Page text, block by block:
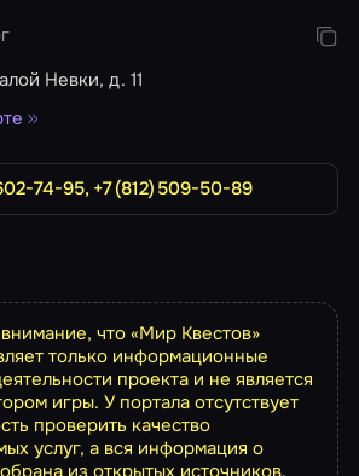
Невки, д. 11
74-95, +7 (812) 509-50-89
что «Мир Квестов»
только информационные
проекта и не является
игры. У портала отсутствует
проверить качество
услуг, а вся информация о